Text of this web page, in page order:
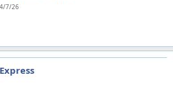
7/26